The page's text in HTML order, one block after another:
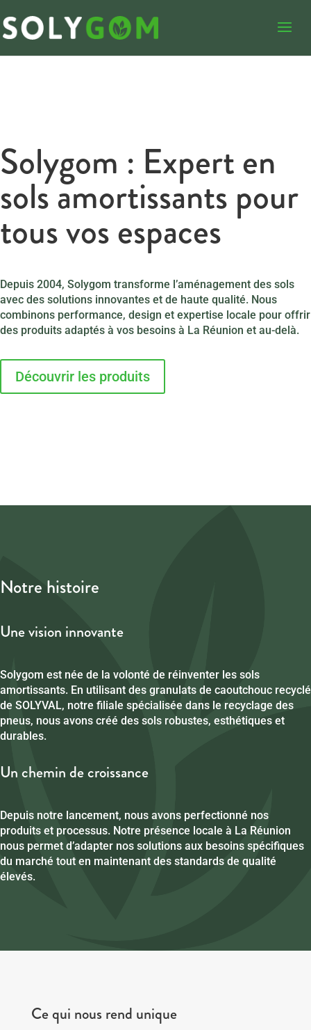
Solygom : Expert en
sols amortissants pour
tous vos espaces
Depuis 2004, Solygom transforme l’aménagement des sols
avec des solutions innovantes et de haute qualité. Nous
combinons performance, design et expertise locale pour offrir
des produits adaptés à vos besoins à La Réunion et au-delà.
Découvrir les produits
Notre histoire
Une vision innovante
Solygom est née de la volonté de réinventer les sols
amortissants. En utilisant des granulats de caoutchouc recyclé
de SOLYVAL, notre filiale spécialisée dans le recyclage des
pneus, nous avons créé des sols robustes, esthétiques et
durables.
Un chemin de croissance
Depuis notre lancement, nous avons perfectionné nos
produits et processus. Notre présence locale à La Réunion
nous permet d’adapter nos solutions aux besoins spécifiques
du marché tout en maintenant des standards de qualité
élevés.
Ce qui nous rend unique